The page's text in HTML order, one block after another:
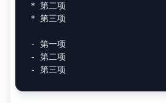
*
* 第三项
-
-
-